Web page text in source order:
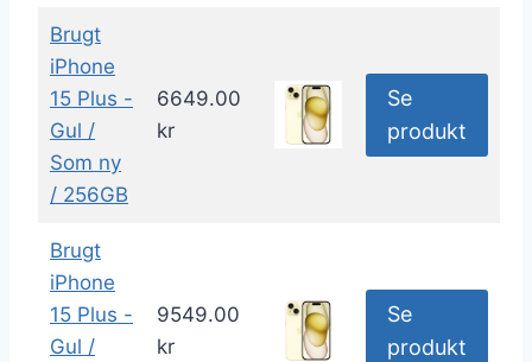
Brugt
iPhone
15 Plus -
Gul /
Som ny
/ 256GB
6649.00
kr
Se
produkt
Brugt
iPhone
15 Plus -
Gul /
9549.00
kr
Se
produkt